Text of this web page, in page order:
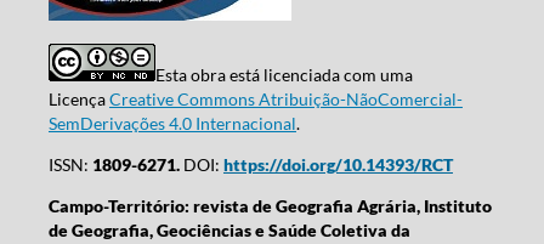
Esta obra está licenciada com uma
LicençaCreative Commons Atribuição-NãoComercial-
SemDerivações 4.0 Internacional.
ISSN: 1809-6271.DOI: https://doi.org/10.14393/RCT
Campo-Território: revista de Geografia Agrária, Instituto
de Geografia, Geociências e Saúde Coletiva da